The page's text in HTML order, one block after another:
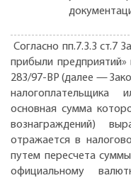
Согласно пп.7.3.3 ст.7
прибыли
283/97-ВР (далее —
налогоплательщика
основная сумма
вознаграждений)
отражается в
путем пересчета
официальному